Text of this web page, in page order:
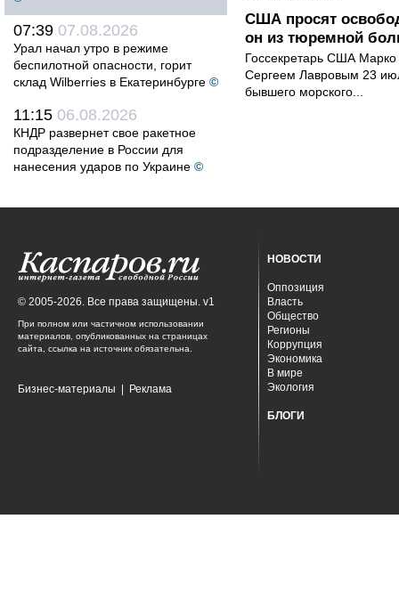
07:39 07.08.2026
Урал начал утро в режиме
беспилотной опасности, горит
склад Wilberries в Екатеринбурге ©
11:15 06.08.2026
КНДР развернет свое ракетное
подразделение в России для
нанесения ударов по Украине ©
США просят
он из тюремной
Госсекретарь США
Сергеем Лавровым 23
бывшего морского...
© 2005-2026. Все права защищены. v1
При полном или частичном использовании
материалов, опубликованных на страницах
сайта, ссылка на источник обязательна.
Бизнес-материалы Реклама
НОВОСТИ
Оппозиция
Власть
Общество
Регионы
Коррупция
Экономика
В мире
Экология
БЛОГИ